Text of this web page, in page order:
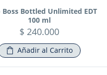
Boss Bottled Unlimited EDT
100 ml
$ 240.000
Añadir al Carrito